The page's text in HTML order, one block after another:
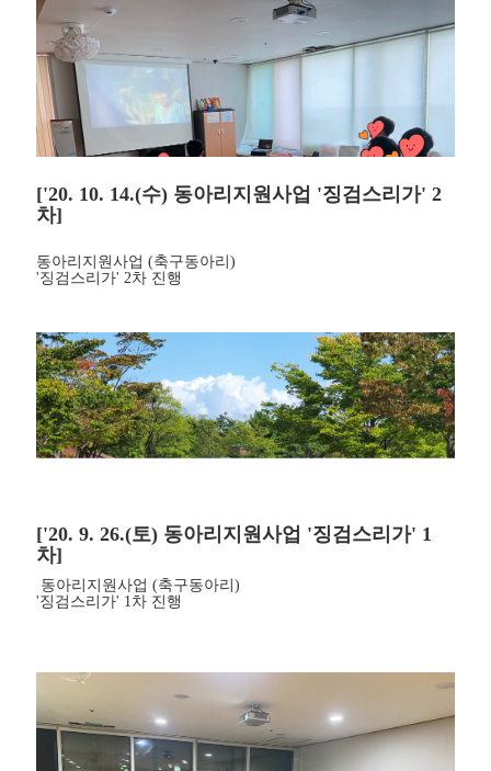
['20. 10. 14.(수) 동아리지원사업 '징검스리가' 2
차]
동아리지원사업 (축구동아리)
'징검스리가' 2차 진행
['20. 9. 26.(토) 동아리지원사업 '징검스리가' 1
차]
동아리지원사업 (축구동아리)
'징검스리가' 1차 진행